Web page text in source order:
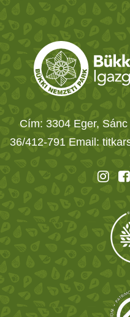
Cím: 3304 Eger,
36/412-791 Email: